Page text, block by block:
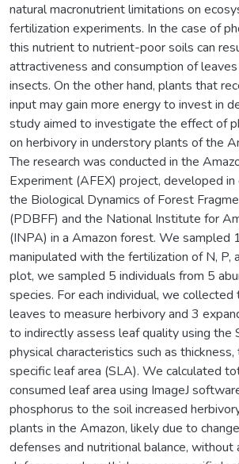
natural macronutrient limitations on
fertilization experiments. In the case of
this nutrient to nutrient-poor soils can
attractiveness and consumption of
insects. On the other hand, plants that
input may gain more energy to invest in
study aimed to investigate the effect of
on herbivory in understory plants of the
The research was conducted in the
Experiment (AFEX) project, developed
the Biological Dynamics of Forest
(PDBFF) and the National Institute for
(INPA) in a Amazon forest. We sampled
manipulated with the fertilization of N, P,
plot, we sampled 5 individuals from 5
species. For each individual, we collected
leaves to measure herbivory and 3
to indirectly assess leaf quality using the
physical characteristics such as
specific leaf area (SLA). We calculated
consumed leaf area using ImageJ
phosphorus to the soil increased
plants in the Amazon, likely due to
defenses and nutritional balance,